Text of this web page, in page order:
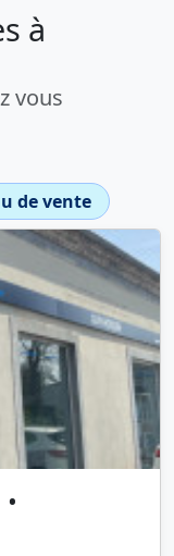
à
vous
de vente